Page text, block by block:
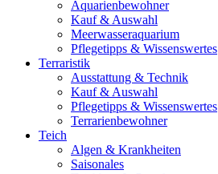
Aquarienbewohner
Kauf & Auswahl
Meerwasseraquarium
Pflegetipps & Wissenswertes
Terraristik
Ausstattung & Technik
Kauf & Auswahl
Pflegetipps & Wissenswertes
Terrarienbewohner
Teich
Algen & Krankheiten
Saisonales